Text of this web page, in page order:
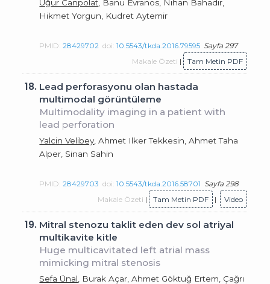
Uğur Canpolat , Banu Evranos, Nihan Bahadır,
Hikmet Yorgun, Kudret Aytemir
PMID:28429702 doi:10.5543/tkda.2016.79595 Sayfa 297
Makale Özeti | Tam Metin PDF
18. Lead perforasyonu olan hastada
multimodal görüntüleme
Multimodality imaging in a patient with
lead perforation
Yalcin Velibey , Ahmet Ilker Tekkesin, Ahmet Taha
Alper, Sinan Sahin
PMID:28429703 doi:10.5543/tkda.2016.58701 Sayfa 298
Makale Özeti | Tam Metin PDF | Video
19. Mitral stenozu taklit eden dev sol atriyal
multikavite kitle
Huge multicavitated left atrial mass
mimicking mitral stenosis
Sefa Ünal , Burak Açar, Ahmet Göktuğ Ertem, Çağrı